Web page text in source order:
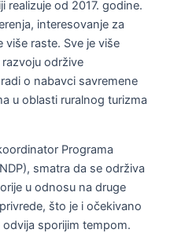
realizuje od 2017. godine.
interesovanje za
raste. Sve je više
održive
o nabavci savremene
u oblasti ruralnog turizma
Programa
smatra da se održiva
u odnosu na druge
što je i očekivano
sporijim tempom.